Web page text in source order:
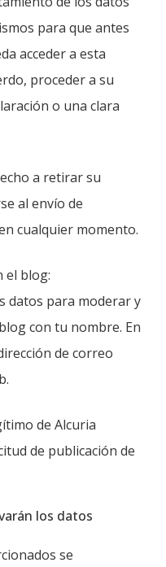
para que antes
acceder a esta
proceder a su
o una clara
a retirar su
al envío de
cualquier momento.
el blog:
datos para moderar y
con tu nombre. En
de correo
de Alcuria
de publicación de
los datos
se